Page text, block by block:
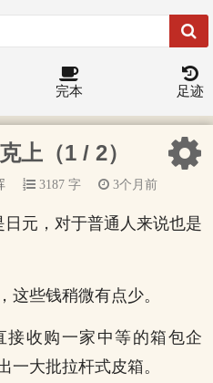
完本 足迹
上（1 / 2）
3187 字 3个月前
元，对于普通人来说也是
这些钱稍微有点少。
接收购一家中等的箱包企
一大批拉杆式皮箱。